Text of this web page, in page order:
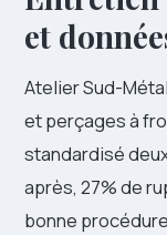
et
Atelier Sud-
et perçages à
standardisé
après, 27% de
bonne